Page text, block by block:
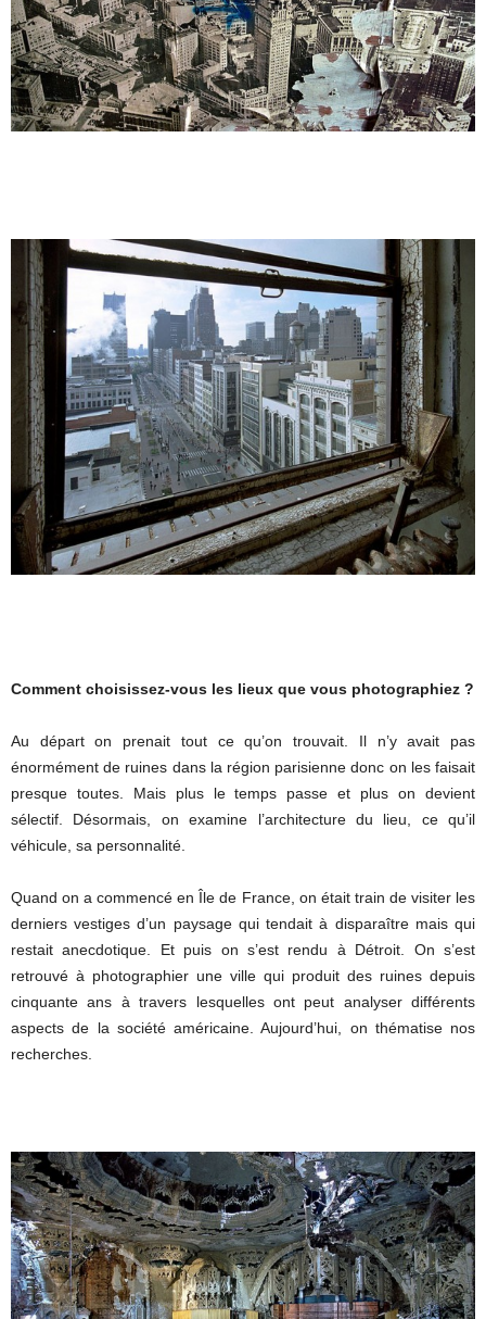
Comment choisissez-vous les lieux que vous photographiez ?
Au départ on prenait tout ce qu’on trouvait. Il n’y avait pas
énormément de ruines dans la région parisienne donc on les faisait
presque toutes. Mais plus le temps passe et plus on devient
sélectif. Désormais, on examine l’architecture du lieu, ce qu’il
véhicule, sa personnalité.
Quand on a commencé en Île de France, on était train de visiter les
derniers vestiges d’un paysage qui tendait à disparaître mais qui
restait anecdotique. Et puis on s’est rendu à Détroit. On s’est
retrouvé à photographier une ville qui produit des ruines depuis
cinquante ans à travers lesquelles ont peut analyser différents
aspects de la société américaine. Aujourd’hui, on thématise nos
recherches.